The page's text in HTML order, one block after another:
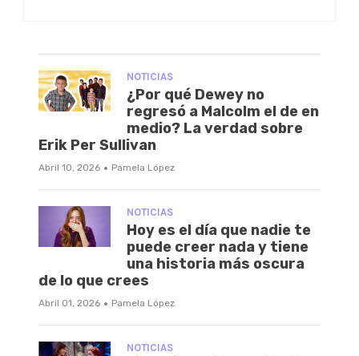
NOTICIAS
¿Por qué Dewey no
regresó a Malcolm el de en
medio? La verdad sobre
Erik Per Sullivan
Abril 10, 2026 · Pamela López
NOTICIAS
Hoy es el día que nadie te
puede creer nada y tiene
una historia más oscura
de lo que crees
Abril 01, 2026 · Pamela López
NOTICIAS